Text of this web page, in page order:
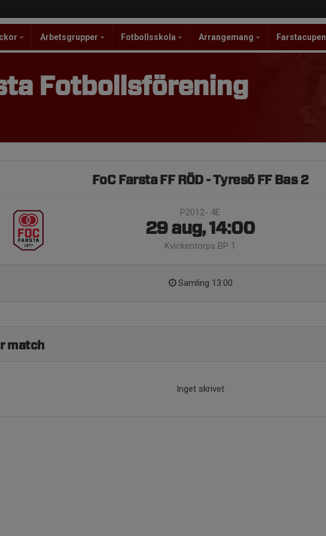
Arbetsgrupper Fotbollsskola Arrangemang Farstacupen
Fotbollsförening
FoC Farsta FF RÖD - Tyresö FF Bas 2
P2012- 4E
29 aug, 14:00
Kvickentorps BP 1
Samling 13:00
match
Inget skrivet